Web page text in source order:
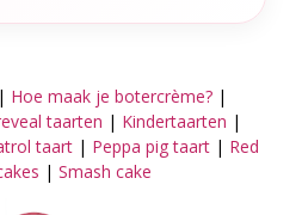
| Hoe maak je botercrème?|
taarten | Kindertaarten |
taart | Peppa pig taart | Red
| Smash cake